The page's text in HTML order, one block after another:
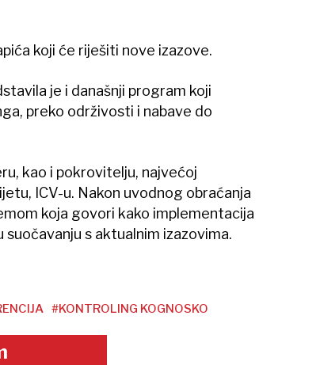
koji će riješiti nove izazove.
je i današnji program koji
preko održivosti i nabave do
kao i pokrovitelju, najvećoj
ICV-u. Nakon uvodnog obraćanja
koja govori kako implementacija
s aktualnim izazovima.
#KONTROLING KOGNOSKO